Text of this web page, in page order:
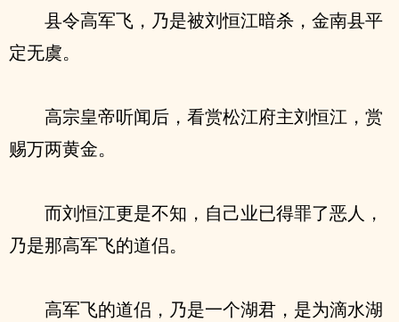
县令高军飞，乃是被刘恒江暗杀，金南县平
定无虞。
高宗皇帝听闻后，看赏松江府主刘恒江，赏
赐万两黄金。
而刘恒江更是不知，自己业已得罪了恶人，
乃是那高军飞的道侣。
高军飞的道侣，乃是一个湖君，是为滴水湖